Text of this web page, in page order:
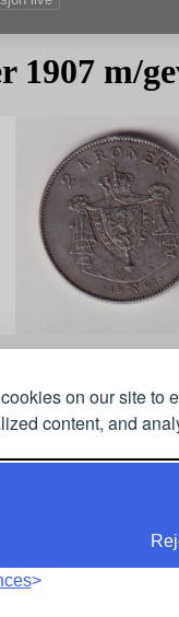
on our site to
content, and
1907 m/
3 300,00NOK